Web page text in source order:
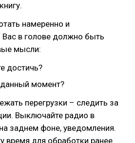
намеренно и
Вас в голове должно быть
мысли:
достичь?
момент?
перегрузки – следить за
Выключайте радио в
заднем фоне, уведомления.
время для обработки ранее